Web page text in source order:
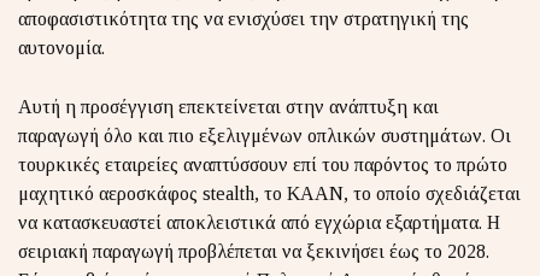
αποφασιστικότητα της να ενισχύσει την στρατηγική της
αυτονομία.
Αυτή η προσέγγιση επεκτείνεται στην ανάπτυξη και
παραγωγή όλο και πιο εξελιγμένων οπλικών συστημάτων. Οι
τουρκικές εταιρείες αναπτύσσουν επί του παρόντος το πρώτο
μαχητικό αεροσκάφος stealth, το KAAN, το οποίο σχεδιάζεται
να κατασκευαστεί αποκλειστικά από εγχώρια εξαρτήματα. Η
σειριακή παραγωγή προβλέπεται να ξεκινήσει έως το 2028.